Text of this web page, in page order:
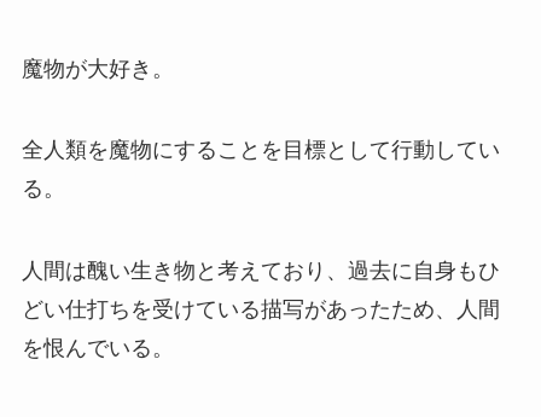
魔物が大好き。
全人類を魔物にすることを目標として行動してい
る。
人間は醜い生き物と考えており、過去に自身もひ
どい仕打ちを受けている描写があったため、人間
を恨んでいる。